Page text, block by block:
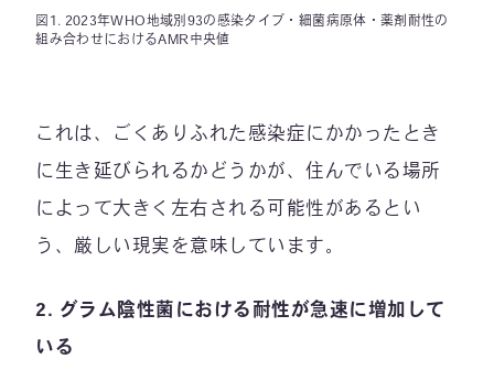
図1. 2023年WHO地域別93の感染タイプ・細菌病原体・薬剤耐性の
組み合わせにおけるAMR中央値
これは、ごくありふれた感染症にかかったとき
に生き延びられるかどうかが、住んでいる場所
によって大きく左右される可能性があるとい
う、厳しい現実を意味しています。
2. グラム陰性菌における耐性が急速に増加して
いる